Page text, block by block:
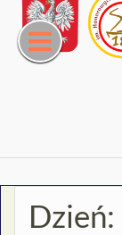
content
Dzień: